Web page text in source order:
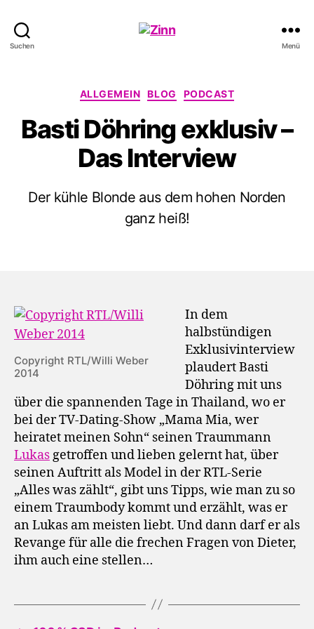
Suchen Menü
Kategorien
ALLGEMEIN BLOG PODCAST
Basti Döhring exklusiv –
Das Interview
Der kühle Blonde aus dem hohen Norden
ganz heiß!
Copyright RTL/Willi Weber
2014
In dem
halbstündigen
Exklusivinterview
plaudert Basti
Döhring mit uns
über die spannenden Tage in Thailand, wo er
bei der TV-Dating-Show „Mama Mia, wer
heiratet meinen Sohn“ seinen Traummann
Lukas getroffen und lieben gelernt hat, über
seinen Auftritt als Model in der RTL-Serie
„Alles was zählt“, gibt uns Tipps, wie man zu so
einem Traumbody kommt und erzählt, was er
an Lukas am meisten liebt. Und dann darf er als
Revange für alle die frechen Fragen von Dieter,
ihm auch eine stellen…